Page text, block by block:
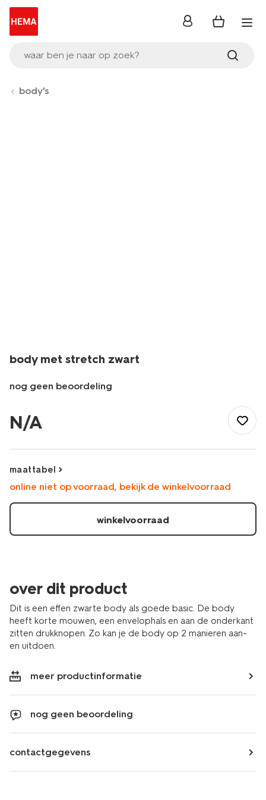
waar ben je naar op zoek?
inloggen
body's
body met stretch zwart
nog geen beoordeling
be/baby/babykleding/baby-
bodys/body-
stretch-
zwart-
N/A
maattabel
online niet op voorraad, bekijk de winkelvoorraad
winkelvoorraad
over dit product
Dit is een effen zwarte body als goede basic. De body
heeft korte mouwen, een envelophals en aan de onderkant
zitten drukknopen. Zo kan je de body op 2 manieren aan-
en uitdoen.
meer productinformatie
nog geen beoordeling
contactgegevens